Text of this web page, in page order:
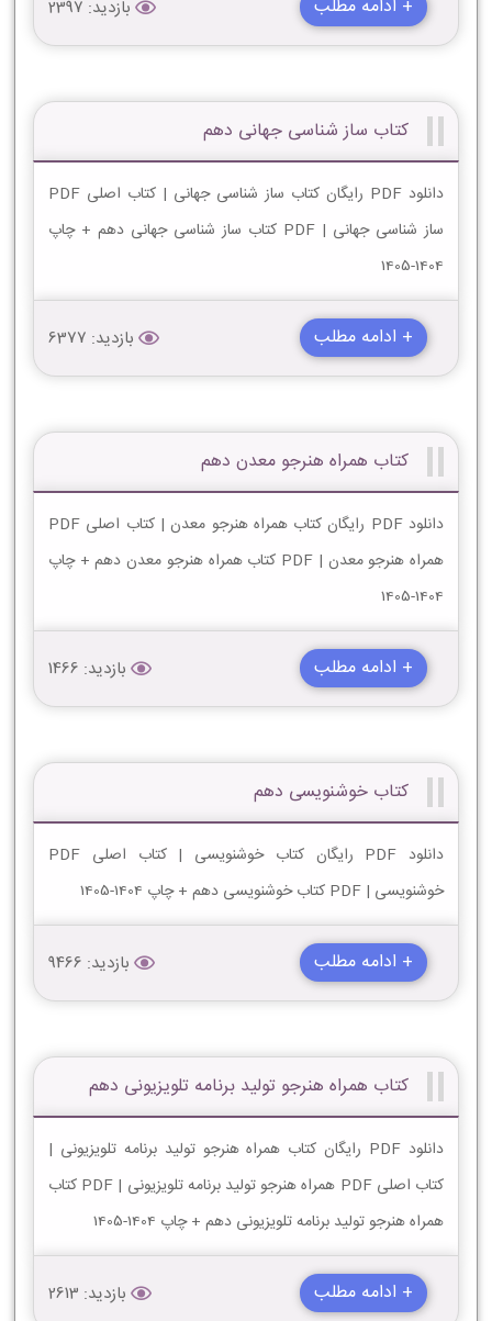
+ ادامه مطلب بازدید: 2397
کتاب ساز شناسی جهانی دهم
دانلود PDF رایگان کتاب ساز شناسی جهانی | کتاب اصلی PDF
ساز شناسی جهانی | PDF کتاب ساز شناسی جهانی دهم + چاپ
1404-1405
+ ادامه مطلب بازدید: 6377
کتاب همراه هنرجو معدن دهم
دانلود PDF رایگان کتاب همراه هنرجو معدن | کتاب اصلی PDF
همراه هنرجو معدن | PDF کتاب همراه هنرجو معدن دهم + چاپ
1404-1405
+ ادامه مطلب بازدید: 1466
کتاب خوشنویسی دهم
دانلود PDF رایگان کتاب خوشنویسی | کتاب اصلی PDF
خوشنویسی | PDF کتاب خوشنویسی دهم + چاپ 1404-1405
+ ادامه مطلب بازدید: 9466
کتاب همراه هنرجو تولید برنامه تلویزیونی دهم
دانلود PDF رایگان کتاب همراه هنرجو تولید برنامه تلویزیونی |
کتاب اصلی PDF همراه هنرجو تولید برنامه تلویزیونی | PDF کتاب
همراه هنرجو تولید برنامه تلویزیونی دهم + چاپ 1404-1405
+ ادامه مطلب بازدید: 2613